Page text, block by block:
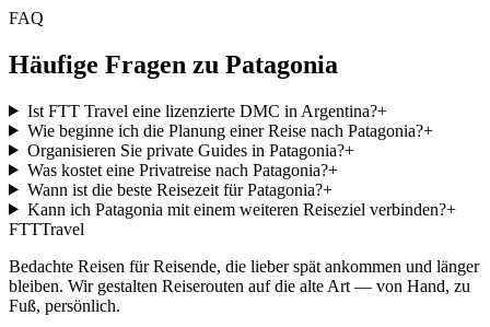
FAQ
Häufige Fragen zu Patagonia
Ist FTT Travel eine lizenzierte DMC in Argentina?+
Wie beginne ich die Planung einer Reise nach Patagonia?+
Organisieren Sie private Guides in Patagonia?+
Was kostet eine Privatreise nach Patagonia?+
Wann ist die beste Reisezeit für Patagonia?+
Kann ich Patagonia mit einem weiteren Reiseziel verbinden?+
FTTTravel
Bedachte Reisen für Reisende, die lieber spät ankommen und länger
bleiben. Wir gestalten Reiserouten auf die alte Art — von Hand, zu
Fuß, persönlich.